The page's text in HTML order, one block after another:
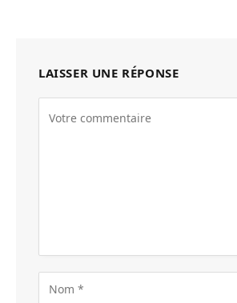
LAISSER UNE RÉPONSE